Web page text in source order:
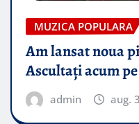
MUZICA POPULARA
Am lansat noua
Ascultați acum
admin aug.